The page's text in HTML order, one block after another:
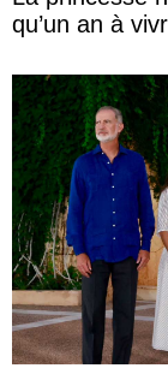
qu’un an à